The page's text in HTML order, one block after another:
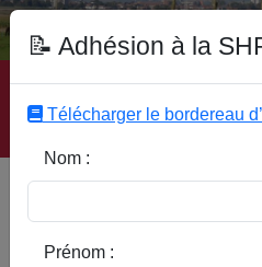
Accueil | Site SHPP |
Sous-Rubriques | Mots-
📝 Adhésion à la
Télécharger le bordereau
Nom :
Prénom :